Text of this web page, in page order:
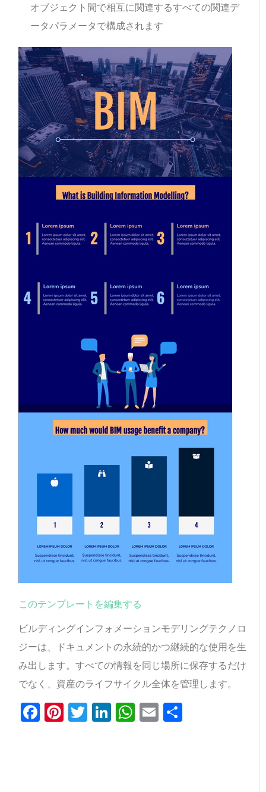
オブジェクト間で相互に関連するすべての関連デ
ータパラメータで構成されます
このテンプレートを編集する
ビルディングインフォメーションモデリングテクノロ
ジーは、ドキュメントの永続的かつ継続的な使用を生
み出します。すべての情報を同じ場所に保存するだけ
でなく、資産のライフサイクル全体を管理します。
Facebook
Pinterest
Twitter
LinkedIn
WhatsApp
Email